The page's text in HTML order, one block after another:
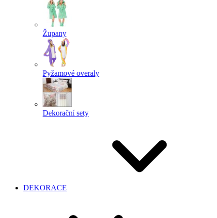
Župany
Pyžamové overaly
Dekorační sety
DEKORACE